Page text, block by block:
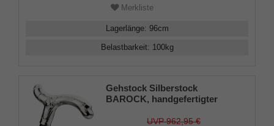
Merkliste
Lagerlänge: 96cm
Belastbarkeit: 100kg
Gehstock Silberstock
BAROCK, handgefertigter
Sterlingsilber mit feiner
UVP 962,95 €